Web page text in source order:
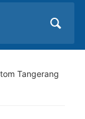
Tangerang